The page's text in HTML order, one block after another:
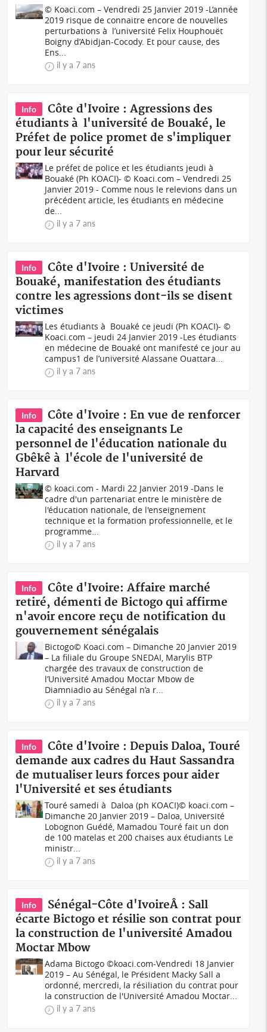
© Koaci.com – Vendredi 25 Janvier 2019 -L’année
2019 risque de connaitre encore de nouvelles
perturbations à l’université Felix Houphouët
Boigny d’Abidjan-Cocody. Et pour cause, des
Ens...
il y a 7 ans
Info
Côte d'Ivoire : Agressions des
étudiants à l'université de Bouaké, le
Préfet de police promet de s'impliquer
pour leur sécurité
Le préfet de police et les étudiants jeudi à
Bouaké (Ph KOACI)- © Koaci.com – Vendredi 25
Janvier 2019 - Comme nous le relevions dans un
précédent article, les étudiants en médecine
de...
il y a 7 ans
Info
Côte d'Ivoire : Université de
Bouaké, manifestation des étudiants
contre les agressions dont-ils se disent
victimes
Les étudiants à Bouaké ce jeudi (Ph KOACI)- ©
Koaci.com – jeudi 24 Janvier 2019 -Les étudiants
en médecine de Bouaké ont manifesté ce jour au
campus1 de l’université Alassane Ouattara...
il y a 7 ans
Info
Côte d'Ivoire : En vue de renforcer
la capacité des enseignants Le
personnel de l'éducation nationale du
Gbêkê à l'école de l'université de
Harvard
© koaci.com - Mardi 22 Janvier 2019 -Dans le
cadre d'un partenariat entre le ministère de
l'éducation nationale, de l'enseignement
technique et la formation professionnelle, et le
programme...
il y a 7 ans
Info
Côte d'Ivoire: Affaire marché
retiré, démenti de Bictogo qui affirme
n'avoir encore reçu de notification du
gouvernement sénégalais
Bictogo© Koaci.com – Dimanche 20 Janvier 2019
– La filiale du Groupe SNEDAI, Marylis BTP
chargée des travaux de construction de
l’Université Amadou Moctar Mbow de
Diamniadio au Sénégal n’a r...
il y a 7 ans
Info
Côte d'Ivoire : Depuis Daloa, Touré
demande aux cadres du Haut Sassandra
de mutualiser leurs forces pour aider
l'Université et ses étudiants
Touré samedi à Daloa (ph KOACI)© koaci.com –
Dimanche 20 Janvier 2019 – Daloa, Université
Lobognon Guédé, Mamadou Touré fait un don
de 100 matelas et 200 chaises aux étudiants Le
ministr...
il y a 7 ans
Info
Sénégal-Côte d'IvoireÂ : Sall
écarte Bictogo et résilie son contrat pour
la construction de l'université Amadou
Moctar Mbow
Adama Bictogo ©koaci.com-Vendredi 18 Janvier
2019 – Au Sénégal, le Président Macky Sall a
ordonné, mercredi, la résiliation du contrat pour
la construction de l'Université Amadou Moctar...
il y a 7 ans